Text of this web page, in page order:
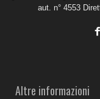
aut. n° 4553
Altre informazioni